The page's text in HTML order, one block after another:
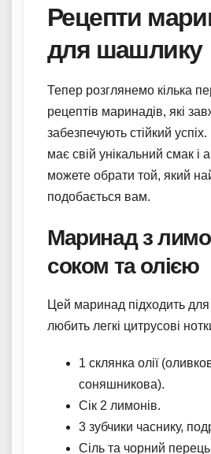
Рецепти
для шашлику
Тепер розглянемо кілька
рецептів маринадів, які
забезпечують стійкий
має свій унікальний смак і
можете обрати той, який
подобається вам.
Маринад з
соком та олією
Цей маринад підходить для
любить легкі цитрусові
1 склянка олії
соняшникова).
Сік 2 лимонів.
3 зубчики часнику,
Сіль та чорний